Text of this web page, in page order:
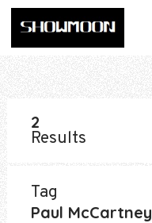
2
Results
Tag
Paul McCartney